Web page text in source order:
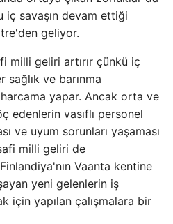
iç savaşın devam ettiği
geliyor.
milli geliri artırır çünkü iç
ve barınma
yapar. Ancak orta ve
edenlerin vasıflı personel
ve uyum sorunları yaşaması
milli geliri de
Vaanta kentine
yeni gelenlerin iş
için yapılan çalışmalara bir